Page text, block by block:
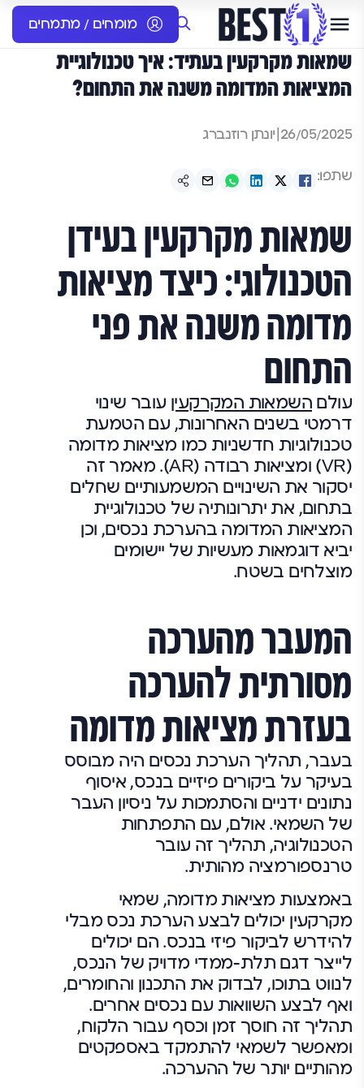
מומחים / מתמחים
שמאות מקרקעין בעתיד: איך טכנולוגיית
המציאות המדומה משנה את התחום?
26/05/2025 יונתן רוזנברג
שתפו:
שמאות מקרקעין בעידן
הטכנולוגי: כיצד מציאות
מדומה משנה את פני
התחום
עולם השמאות המקרקעין עובר שינוי
דרמטי בשנים האחרונות, עם הטמעת
טכנולוגיות חדשניות כמו מציאות מדומה
(VR) ומציאות רבודה (AR). מאמר זה
יסקור את השינויים המשמעותיים שחלים
בתחום, את יתרונותיה של טכנולוגיית
המציאות המדומה בהערכת נכסים, וכן
יביא דוגמאות מעשיות של יישומים
מוצלחים בשטח.
המעבר מהערכה
מסורתית להערכה
בעזרת מציאות מדומה
בעבר, תהליך הערכת נכסים היה מבוסס
בעיקר על ביקורים פיזיים בנכס, איסוף
נתונים ידניים והסתמכות על ניסיון העבר
של השמאי. אולם, עם התפתחות
הטכנולוגיה, תהליך זה עובר
טרנספורמציה מהותית.
באמצעות מציאות מדומה, שמאי
מקרקעין יכולים לבצע הערכת נכס מבלי
להידרש לביקור פיזי בנכס. הם יכולים
לייצר דגם תלת-ממדי מדויק של הנכס,
לנווט בתוכו, לבדוק את התכנון והחומרים,
ואף לבצע השוואות עם נכסים אחרים.
תהליך זה חוסך זמן וכסף עבור הלקוח,
ומאפשר לשמאי להתמקד באספקטים
מהותיים יותר של ההערכה.